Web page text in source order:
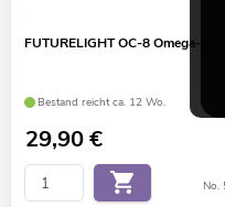
FUTURELIGHT OC-8 Omega-Bügel
Bestand reicht ca. 12 Wo.
29,90€
No.